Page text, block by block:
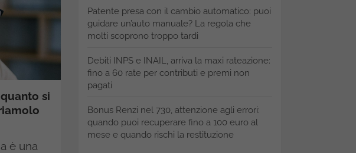
si
è una
Patente presa con il cambio automatico: puoi
guidare un’auto manuale? La regola che
molti scoprono troppo tardi
Debiti INPS e INAIL, arriva la maxi rateazione:
fino a 60 rate per contributi e premi non
pagati
Bonus Renzi nel 730, attenzione agli errori:
quando puoi recuperare fino a 100 euro al
mese e quando rischi la restituzione